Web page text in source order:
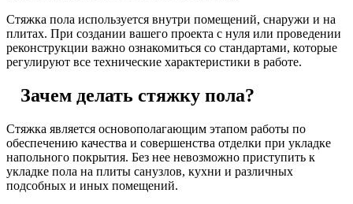
Стяжка пола используется внутри помещений, снаружи и на
плитах. При создании вашего проекта с нуля или проведении
реконструкции важно ознакомиться со стандартами, которые
регулируют все технические характеристики в работе.
Зачем делать стяжку пола?
Стяжка является основополагающим этапом работы по
обеспечению качества и совершенства отделки при укладке
напольного покрытия. Без нее невозможно приступить к
укладке пола на плиты санузлов, кухни и различных
подсобных и иных помещений.